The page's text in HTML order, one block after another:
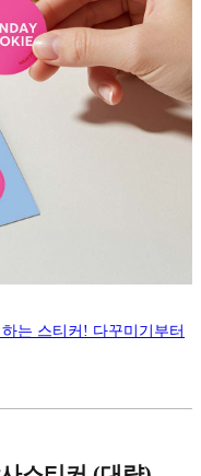
는 스티커! 다꾸미기부터